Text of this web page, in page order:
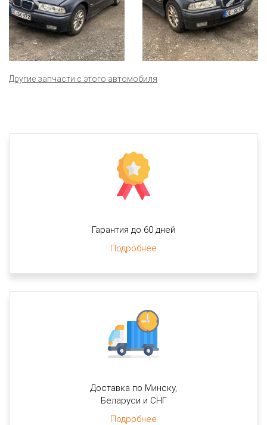
Другие запчасти с этого автомобиля
Гарантия до 60 дней
Подробнее
Доставка по Минску,
Беларуси и СНГ
Подробнее